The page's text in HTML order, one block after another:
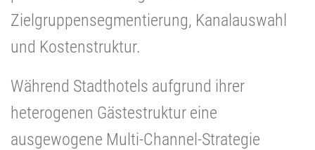
Zielgruppensegmentierung, Kanalauswahl
und Kostenstruktur.
Während Stadthotels aufgrund ihrer
heterogenen Gästestruktur eine
ausgewogene Multi-Channel-Strategie